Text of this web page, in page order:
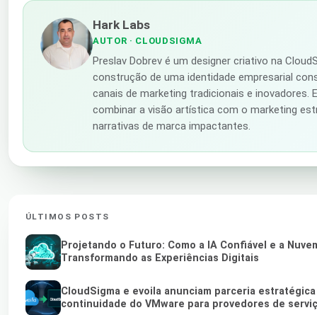
Hark Labs
AUTOR · CLOUDSIGMA
Preslav Dobrev é um designer criativo na
construção de uma identidade empresarial
canais de marketing tradicionais e inovadores.
combinar a visão artística com o marketing
narrativas de marca impactantes.
ÚLTIMOS POSTS
Projetando o Futuro: Como a IA Confiável e a
Transformando as Experiências Digitais
CloudSigma e evoila anunciam parceria
continuidade do VMware para provedores de